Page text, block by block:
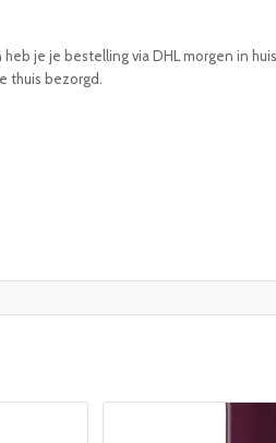
je je bestelling via DHL morgen in
thuis bezorgd.